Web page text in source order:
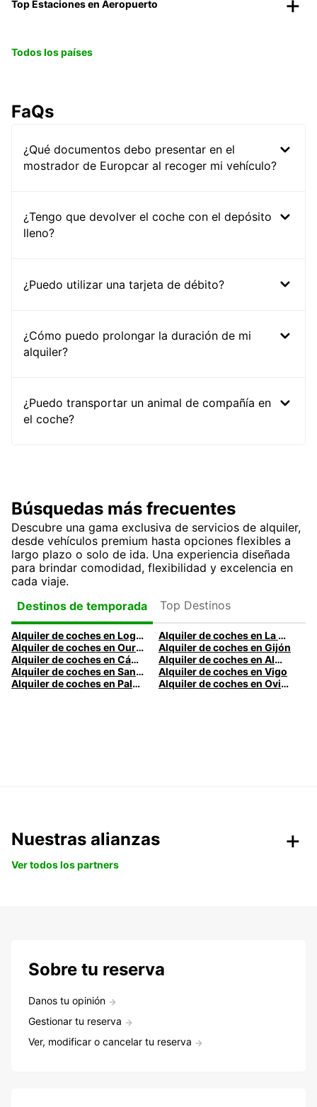
Top Estaciones en Aeropuerto
Todos los países
FaQs
¿Qué documentos debo presentar en el
mostrador de Europcar al recoger mi vehículo?
¿Tengo que devolver el coche con el depósito
lleno?
¿Puedo utilizar una tarjeta de débito?
¿Cómo puedo prolongar la duración de mi
alquiler?
¿Puedo transportar un animal de compañía en
el coche?
Búsquedas más frecuentes
Descubre una gama exclusiva de servicios de alquiler,
desde vehículos premium hasta opciones flexibles a
largo plazo o solo de ida. Una experiencia diseñada
para brindar comodidad, flexibilidad y excelencia en
cada viaje.
Destinos de temporada
Top Destinos
Alquiler de coches en Logroño
Alquiler de coches en La Coruña
Alquiler de coches en Ourense
Alquiler de coches en Gijón
Alquiler de coches en Cádiz
Alquiler de coches en Almería
Alquiler de coches en Santander
Alquiler de coches en Vigo
Alquiler de coches en Palma
Alquiler de coches en Oviedo
Nuestras alianzas
Ver todos los partners
Sobre tu reserva
Danos tu opinión
Gestionar tu reserva
Ver, modificar o cancelar tu reserva